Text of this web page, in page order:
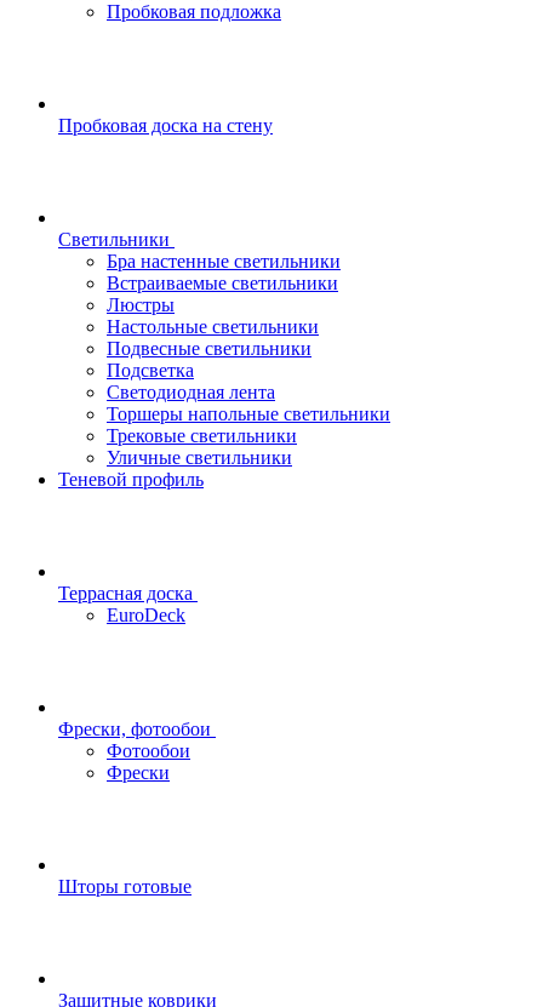
Пробковая подложка
Пробковая доска на стену
Светильники
Бра настенные светильники
Встраиваемые светильники
Люстры
Настольные светильники
Подвесные светильники
Подсветка
Светодиодная лента
Торшеры напольные светильники
Трековые светильники
Уличные светильники
Теневой профиль
Террасная доска
EuroDeck
Фрески, фотообои
Фотообои
Фрески
Шторы готовые
Защитные коврики